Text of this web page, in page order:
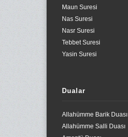
Maun Suresi
Nas Suresi
Nasr Suresi
Tebbet Suresi
Yasin Suresi
Dualar
Allahümme Barik Duası
Allahümme Salli Duası